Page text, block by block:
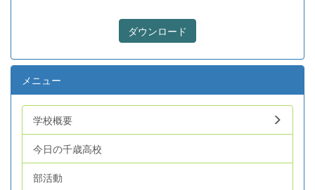
ダウンロード
メニュー
学校概要
今日の千歳高校
部活動